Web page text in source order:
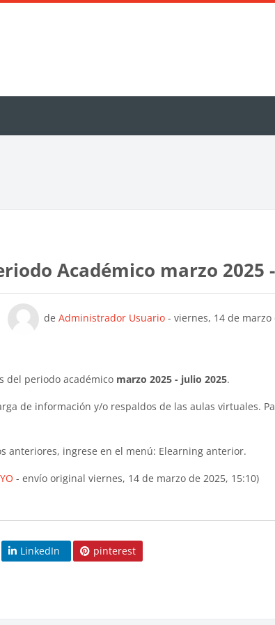
Académico marzo 2025
del periodo académico marzo 2025 - julio 2025.
de información y/o respaldos de las aulas virtuales.
anteriores, ingrese en el menú: Elearning anterior.
- envío original viernes, 14 de marzo de 2025, 15:10)
de Administrador Usuario - viernes, 14 de marzo
Número de respuestas: 0
LinkedIn pinterest